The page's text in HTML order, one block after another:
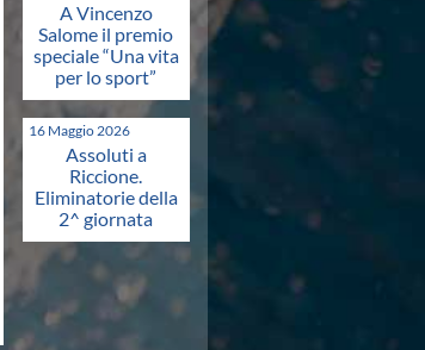
A Vincenzo
Salome il premio
speciale “Una vita
per lo sport”
16 Maggio 2026
Assoluti a
Riccione.
Eliminatorie della
2^ giornata